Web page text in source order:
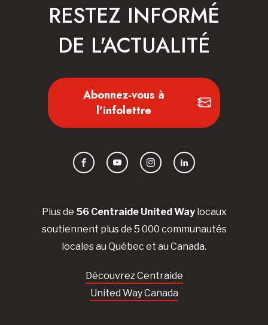
Plus de 56 Centraide United Waylocaux
soutiennent plus de 5 000 communautés
locales au Québec et au Canada.
Découvrez Centraide
United Way Canada
RESTEZ INFORMÉ
DE L'ACTUALITÉ
Abonnez-vous à
l'infolettre
FacebookYouTubeInstagramLinkedIn